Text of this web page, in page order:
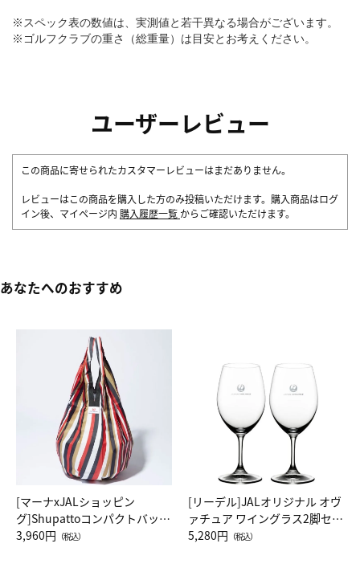
※スペック表の数値は、実測値と若干異なる場合がございます。
※ゴルフクラブの重さ（総重量）は目安とお考えください。
ユーザーレビュー
この商品に寄せられたカスタマーレビューはまだありません。
レビューはこの商品を購入した方のみ投稿いただけます。購入商品はログ
イン後、マイページ内 購入履歴一覧 からご確認いただけます。
あなたへのおすすめ
[マーナxJALショッピン
グ]Shupattoコンパクトバッグ
Drop JAL客室乗務員（LC）ス
3,960円 （税込）
[リーデル]JALオリジナル オヴ
ァチュア ワイングラス2脚セッ
ト（レッドワイン）
5,280円 （税込）